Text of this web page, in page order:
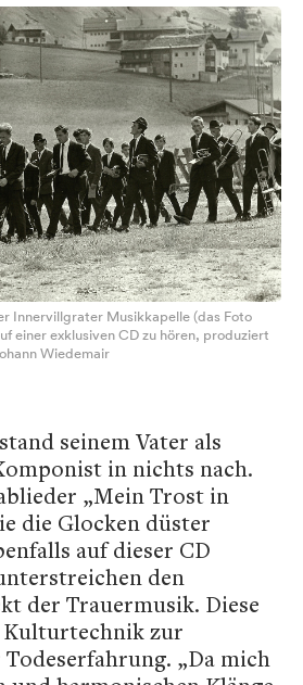
Innervillgrater Musikkapelle (das Foto
einer exklusiven CD zu hören, produziert
Wiedemair
seinem Vater als
in nichts nach.
„Mein Trost in
die Glocken düster
auf dieser CD
den
der Trauermusik. Diese
zur
„Da mich